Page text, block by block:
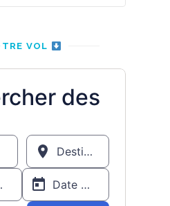
VOL